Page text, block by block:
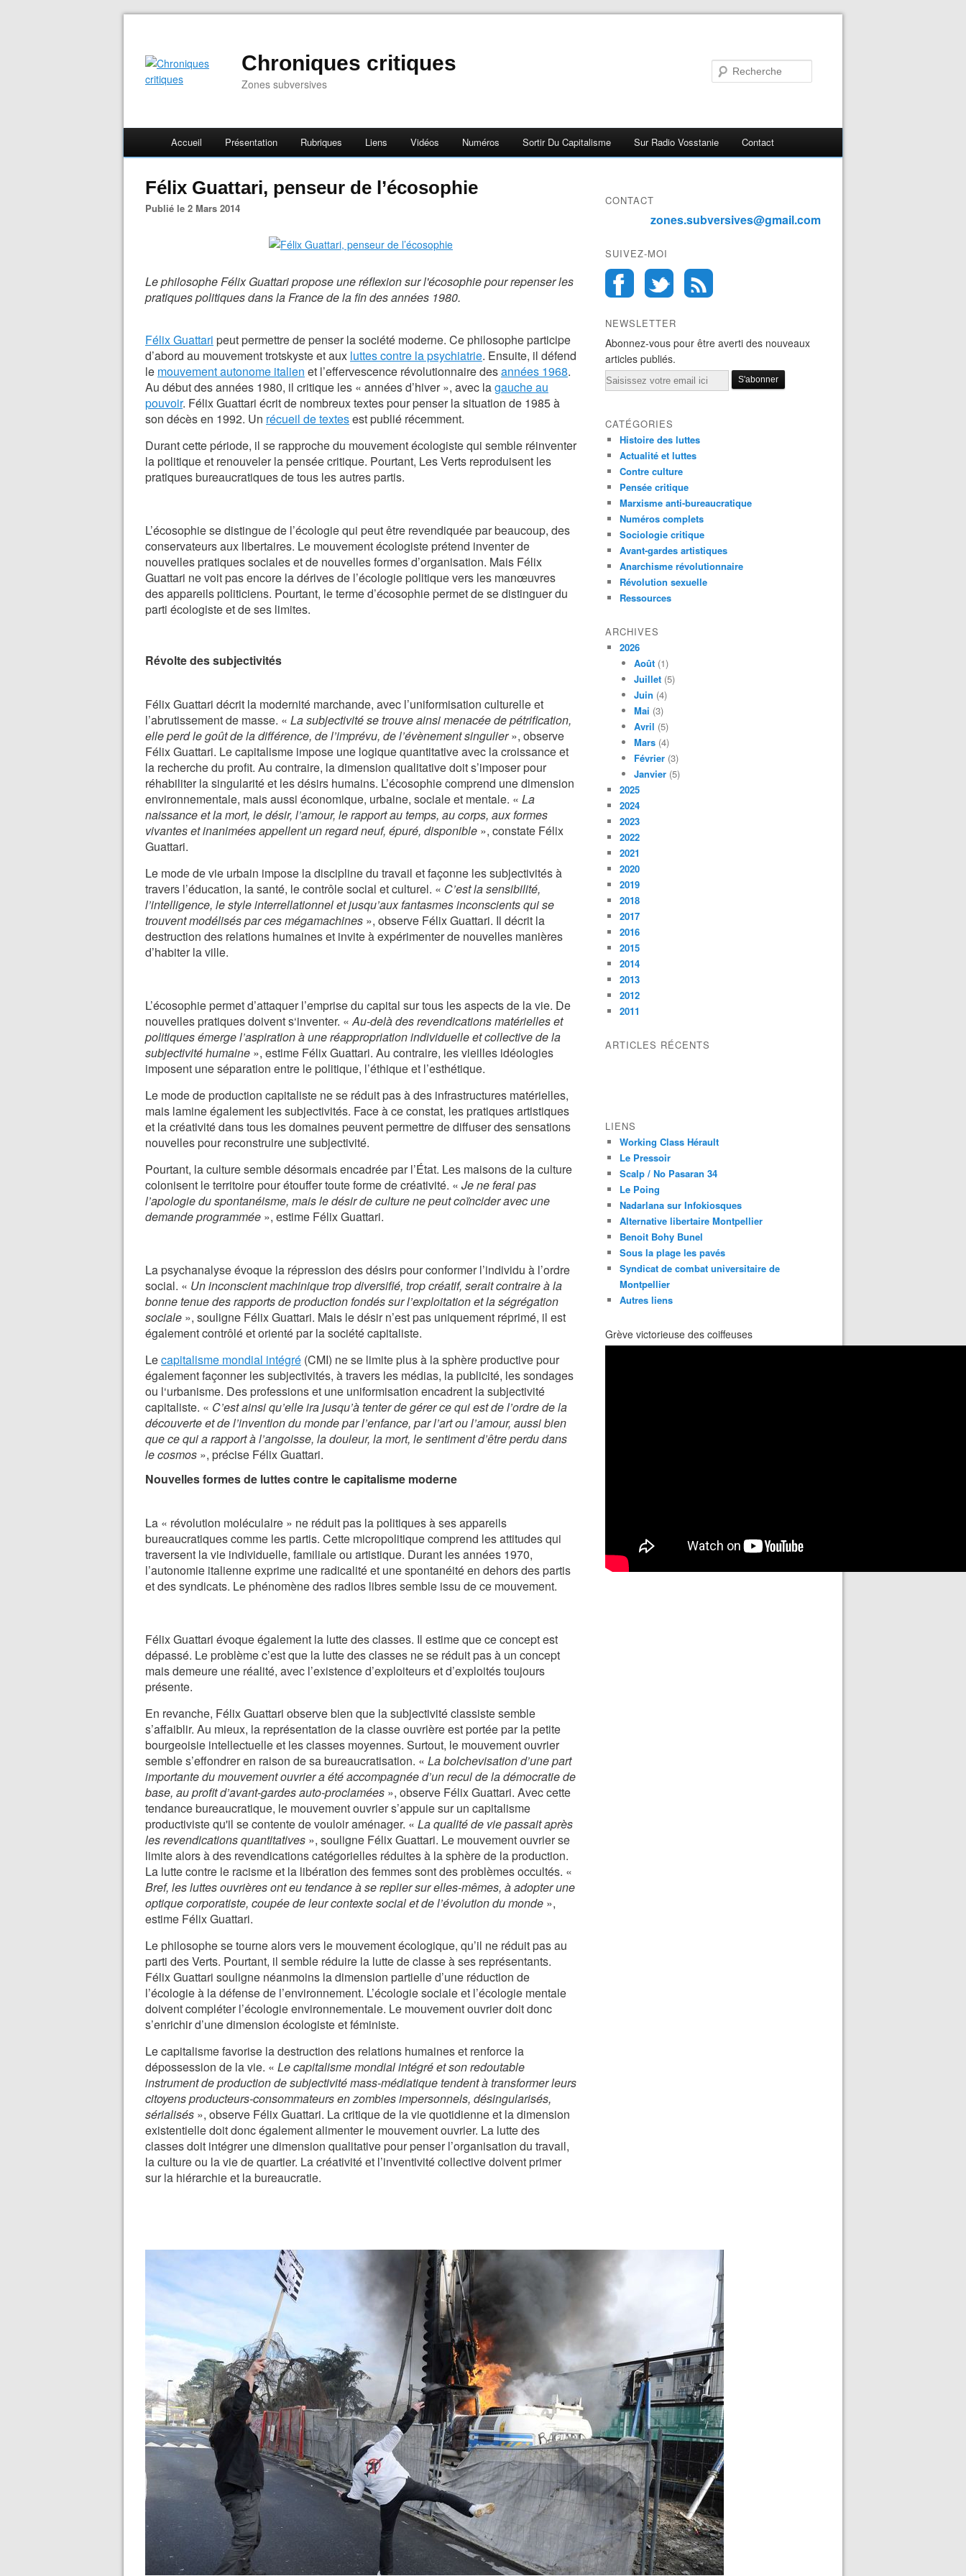
Chroniques critiques
Zones subversives
Accueil Présentation Rubriques Liens Vidéos Numéros Sortir Du Capitalisme Sur Radio Vosstanie Contact
Félix Guattari, penseur de l’écosophie
Publié le 2 Mars 2014
Le philosophe Félix Guattari propose une réflexion sur l'écosophie pour repenser les
pratiques politiques dans la France de la fin des années 1980.
Félix Guattari peut permettre de penser la société moderne. Ce philosophe participe
d’abord au mouvement trotskyste et aux luttes contre la psychiatrie. Ensuite, il défend
le mouvement autonome italien et l’effervescence révolutionnaire desannées 1968.
Au début des années 1980, il critique les « années d’hiver », avec lagauche au
pouvoir. Félix Guattari écrit de nombreux textes pour penser la situation de 1985 à
son décès en 1992. Un récueil de textesest publié récemment.
Durant cette période, il se rapproche du mouvement écologiste qui semble réinventer
la politique et renouveler la pensée critique. Pourtant, Les Verts reproduisent les
pratiques bureaucratiques de tous les autres partis.
L’écosophie se distingue de l’écologie qui peut être revendiquée par beaucoup, des
conservateurs aux libertaires. Le mouvement écologiste prétend inventer de
nouvelles pratiques sociales et de nouvelles formes d’organisation. Mais Félix
Guattari ne voit pas encore la dérives de l’écologie politique vers les manœuvres
des appareils politiciens. Pourtant, le terme d’écosophie permet de se distinguer du
parti écologiste et de ses limites.
Révolte des subjectivités
Félix Guattari décrit la modernité marchande, avec l’uniformisation culturelle et
l’abrutissement de masse. « La subjectivité se trouve ainsi menacée de pétrification,
elle perd le goût de la différence, de l’imprévu, de l’évènement singulier», observe
Félix Guattari. Le capitalisme impose une logique quantitative avec la croissance et
la recherche du profit. Au contraire, la dimension qualitative doit s’imposer pour
réhabiliter la singularité et les désirs humains. L’écosophie comprend une dimension
environnementale, mais aussi économique, urbaine, sociale et mentale. « La
naissance et la mort, le désir, l’amour, le rapport au temps, au corps, aux formes
vivantes et inanimées appellent un regard neuf, épuré, disponible », constate Félix
Guattari.
Le mode de vie urbain impose la discipline du travail et façonne les subjectivités à
travers l’éducation, la santé, le contrôle social et culturel. « C’est la sensibilité,
l’intelligence, le style interrellationnel et jusqu’aux fantasmes inconscients qui se
trouvent modélisés par ces mégamachines », observe Félix Guattari. Il décrit la
destruction des relations humaines et invite à expérimenter de nouvelles manières
d’habiter la ville.
L’écosophie permet d’attaquer l’emprise du capital sur tous les aspects de la vie. De
nouvelles pratiques doivent s‘inventer. «Au-delà des revendications matérielles et
politiques émerge l’aspiration à une réappropriation individuelle et collective de la
subjectivité humaine », estime Félix Guattari. Au contraire, les vieilles idéologies
imposent une séparation entre le politique, l’éthique et l’esthétique.
Le mode de production capitaliste ne se réduit pas à des infrastructures matérielles,
mais lamine également les subjectivités. Face à ce constat, les pratiques artistiques
et la créativité dans tous les domaines peuvent permettre de diffuser des sensations
nouvelles pour reconstruire une subjectivité.
Pourtant, la culture semble désormais encadrée par l’État. Les maisons de la culture
colonisent le territoire pour étouffer toute forme de créativité. « Je ne ferai pas
l’apologie du spontanéisme, mais le désir de culture ne peut coïncider avec une
demande programmée », estime Félix Guattari.
La psychanalyse évoque la répression des désirs pour conformer l’individu à l’ordre
social. « Un inconscient machinique trop diversifié, trop créatif, serait contraire à la
bonne tenue des rapports de production fondés sur l’exploitation et la ségrégation
sociale », souligne Félix Guattari. Mais le désir n’est pas uniquement réprimé, il est
également contrôlé et orienté par la société capitaliste.
Lecapitalisme mondial intégré (CMI) ne se limite plus à la sphère productive pour
également façonner les subjectivités, à travers les médias, la publicité, les sondages
ou l‘urbanisme. Des professions et une uniformisation encadrent la subjectivité
capitaliste. « C’est ainsi qu’elle ira jusqu’à tenter de gérer ce qui est de l’ordre de la
découverte et de l’invention du monde par l’enfance, par l’art ou l’amour, aussi bien
que ce qui a rapport à l’angoisse, la douleur, la mort, le sentiment d’être perdu dans
le cosmos », précise Félix Guattari.
Nouvelles formes de luttes contre le capitalisme moderne
La « révolution moléculaire » ne réduit pas la politiques à ses appareils
bureaucratiques comme les partis. Cette micropolitique comprend les attitudes qui
traversent la vie individuelle, familiale ou artistique. Durant les années 1970,
l’autonomie italienne exprime une radicalité et une spontanéité en dehors des partis
et des syndicats. Le phénomène des radios libres semble issu de ce mouvement.
Félix Guattari évoque également la lutte des classes. Il estime que ce concept est
dépassé. Le problème c’est que la lutte des classes ne se réduit pas à un concept
mais demeure une réalité, avec l’existence d’exploiteurs et d’exploités toujours
présente.
En revanche, Félix Guattari observe bien que la subjectivité classiste semble
s’affaiblir. Au mieux, la représentation de la classe ouvrière est portée par la petite
bourgeoisie intellectuelle et les classes moyennes. Surtout, le mouvement ouvrier
semble s’effondrer en raison de sa bureaucratisation. « La bolchevisation d’une part
importante du mouvement ouvrier a été accompagnée d’un recul de la démocratie de
base, au profit d’avant-gardes auto-proclamées », observe Félix Guattari. Avec cette
tendance bureaucratique, le mouvement ouvrier s’appuie sur un capitalisme
productiviste qu'il se contente de vouloir aménager. « La qualité de vie passait après
les revendications quantitatives », souligne Félix Guattari. Le mouvement ouvrier se
limite alors à des revendications catégorielles réduites à la sphère de la production.
La lutte contre le racisme et la libération des femmes sont des problèmes occultés. «
Bref, les luttes ouvrières ont eu tendance à se replier sur elles-mêmes, à adopter une
optique corporatiste, coupée de leur contexte social et de l’évolution du monde »,
estime Félix Guattari.
Le philosophe se tourne alors vers le mouvement écologique, qu’il ne réduit pas au
parti des Verts. Pourtant, il semble réduire la lutte de classe à ses représentants.
Félix Guattari souligne néanmoins la dimension partielle d’une réduction de
l’écologie à la défense de l’environnement. L’écologie sociale et l’écologie mentale
doivent compléter l’écologie environnementale. Le mouvement ouvrier doit donc
s’enrichir d’une dimension écologiste et féministe.
Le capitalisme favorise la destruction des relations humaines et renforce la
dépossession de la vie. « Le capitalisme mondial intégré et son redoutable
instrument de production de subjectivité mass-médiatique tendent à transformer leurs
citoyens producteurs-consommateurs en zombies impersonnels, désingularisés,
sérialisés », observe Félix Guattari. La critique de la vie quotidienne et la dimension
existentielle doit donc également alimenter le mouvement ouvrier. La lutte des
classes doit intégrer une dimension qualitative pour penser l’organisation du travail,
la culture ou la vie de quartier. La créativité et l’inventivité collective doivent primer
sur la hiérarchie et la bureaucratie.
CONTACT
zones.subversives@gmail.com
SUIVEZ-MOI
NEWSLETTER
Abonnez-vous pour être averti des nouveaux
articles publiés.
Email
CATÉGORIES
Histoire des luttes
Actualité et luttes
Contre culture
Pensée critique
Marxisme anti-bureaucratique
Numéros complets
Sociologie critique
Avant-gardes artistiques
Anarchisme révolutionnaire
Révolution sexuelle
Ressources
ARCHIVES
2026
Août (1)
Juillet (5)
Juin (4)
Mai (3)
Avril (5)
Mars (4)
Février (3)
Janvier (5)
2025
2024
2023
2022
2021
2020
2019
2018
2017
2016
2015
2014
2013
2012
2011
ARTICLES RÉCENTS
LIENS
Working Class Hérault
Le Pressoir
Scalp / No Pasaran 34
Le Poing
Nadarlana sur Infokiosques
Alternative libertaire Montpellier
Benoit Bohy Bunel
Sous la plage les pavés
Syndicat de combat universitaire de
Montpellier
Autres liens
Grève victorieuse des coiffeuses